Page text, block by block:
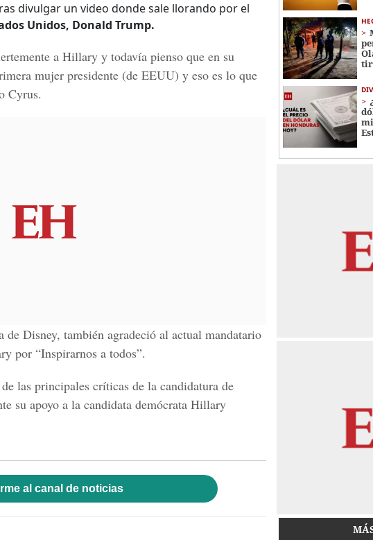
divulgar un video donde sale llorando por el
Unidos, Donald Trump.
a Hillary y todavía pienso que en su
mujer presidente (de EEUU) y eso es lo que
Cyrus.
de Disney, también agradeció al actual mandatario
por “Inspirarnos a todos”.
las principales críticas de la candidatura de
su apoyo a la candidata demócrata Hillary
al canal de noticias